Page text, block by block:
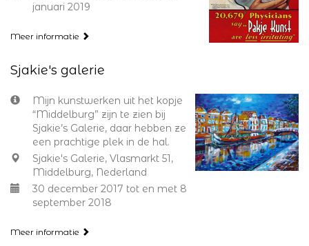
januari 2019
Meer informatie
Sjakie's galerie
Mijn kunstwerken uit het kopje
“Middelburg” zijn te zien bij
Sjakie’s Galerie, daar hebben ze
een prachtige plek in de hal.
Sjakie's Galerie, Vlasmarkt 51,
Middelburg, Nederland
30 december 2017 tot en met 8
september 2018
Meer informatie